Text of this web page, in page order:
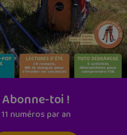
Abonne-toi !
11 numéros par an